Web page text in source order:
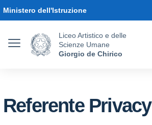
Ministero dell'Istruzione
Liceo Artistico e delle
Scienze Umane
Giorgio de Chirico
Referente Privacy